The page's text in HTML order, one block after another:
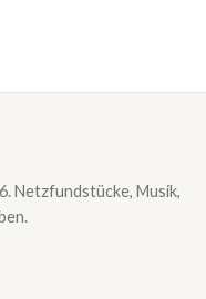
Netzfundstücke, Musik,